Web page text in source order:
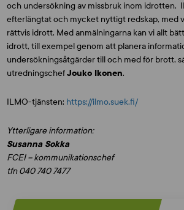
och undersökning av missbruk inom idrotten.
efterlängtat och mycket nyttigt redskap, med
rättvis idrott. Med anmälningarna kan vi allt
idrott, till exempel genom att planera
undersökningsåtgärder till och med för brott,
utredningschefJouko Ikonen.
ILMO-tjänsten: https://ilmo.suek.fi/
Ytterligare information:
Susanna Sokka
FCEI – kommunikationschef
tfn 040 740 7477